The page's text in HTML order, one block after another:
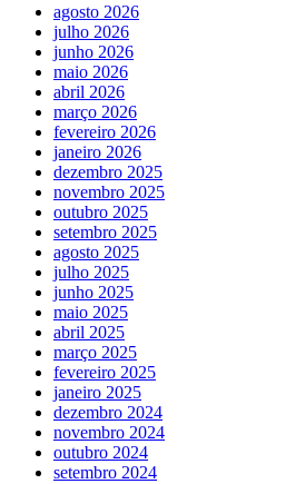
agosto 2026
julho 2026
junho 2026
maio 2026
abril 2026
março 2026
fevereiro 2026
janeiro 2026
dezembro 2025
novembro 2025
outubro 2025
setembro 2025
agosto 2025
julho 2025
junho 2025
maio 2025
abril 2025
março 2025
fevereiro 2025
janeiro 2025
dezembro 2024
novembro 2024
outubro 2024
setembro 2024